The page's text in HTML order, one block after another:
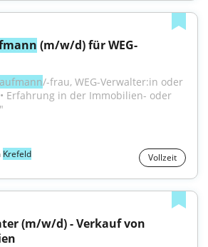
(m/w/d) für WEG-
/-frau, WEG-Verwalter:in oder
Erfahrung in der Immobilien- oder
Krefeld Vollzeit
(m/w/d) - Verkauf von